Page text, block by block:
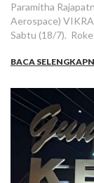
Paramitha
Aerospace)
Sabtu (18/7).
BACA